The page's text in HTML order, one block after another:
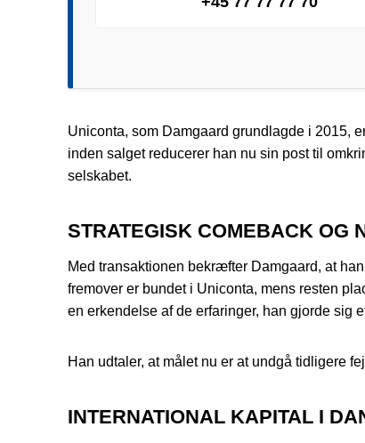
Uniconta, som Damgaard grundlagde i 2015,
inden salget reducerer han nu sin post til
selskabet.
STRATEGISK COMEBACK OG
Med transaktionen bekræfter Damgaard, at
fremover er bundet i Uniconta, mens resten
en erkendelse af de erfaringer, han gjorde sig
Han udtaler, at målet nu er at undgå tidligere
INTERNATIONAL KAPITAL I